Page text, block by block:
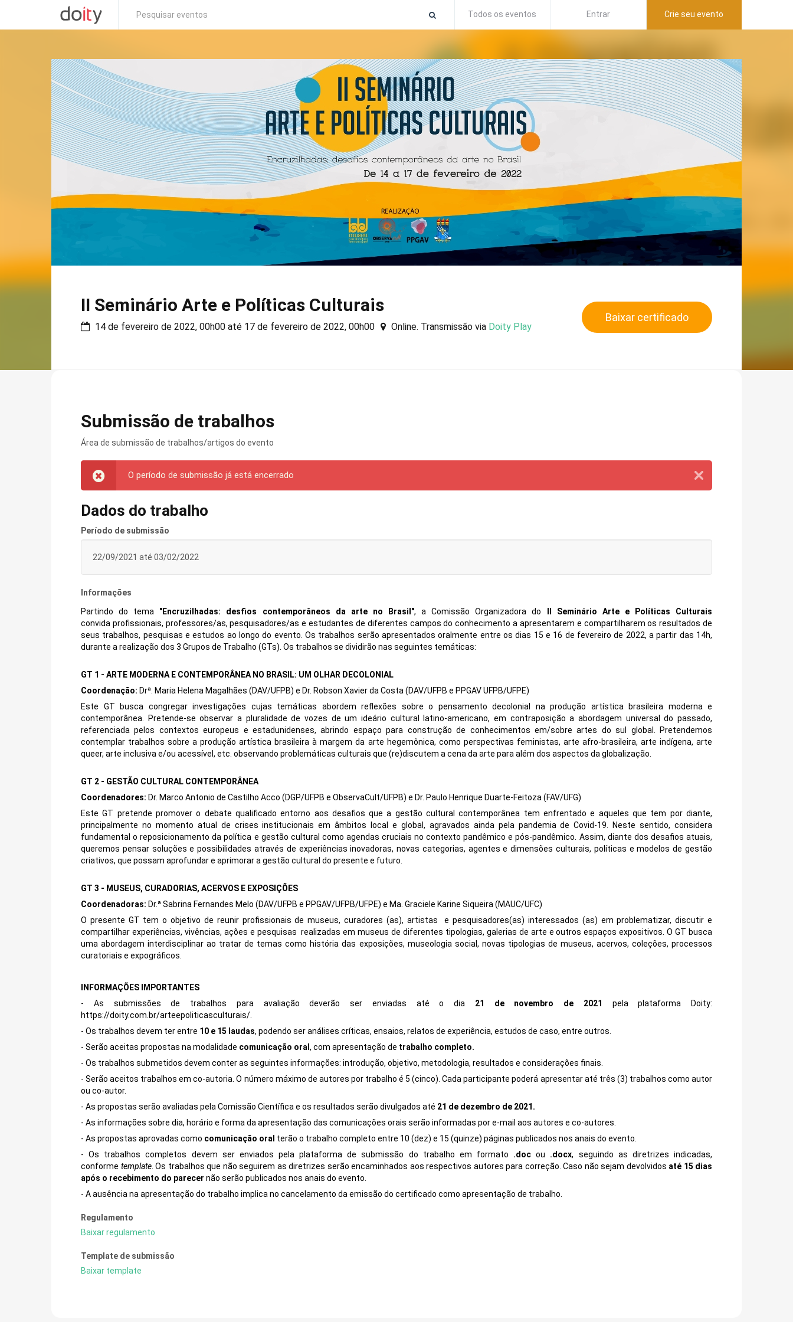
Todos os eventos Entrar Crie seu evento
II Seminário Arte e Políticas Culturais
14 de fevereiro de 2022, 00h00 até 17 de fevereiro de 2022, 00h00 Online. Transmissão via Doity Play
Baixar certificado
Submissão de trabalhos
Área de submissão de trabalhos/artigos do evento
O período de submissão já está encerrado
Dados do trabalho
Período de submissão
22/09/2021 até 03/02/2022
Informações
Partindo do tema "Encruzilhadas: desfios contemporâneos da arte no Brasil", a Comissão Organizadora do
II Seminário Arte e Políticas Culturais
convida profissionais, professores/as, pesquisadores/as e estudantes de diferentes campos do conhecimento a apresentarem e compartilharem os resultados de
seus trabalhos, pesquisas e estudos ao longo do evento. Os trabalhos serão apresentados oralmente entre os dias 15 e 16 de fevereiro de 2022, a partir das 14h,
durante a realização dos 3 Grupos de Trabalho (GTs). Os trabalhos se dividirão nas seguintes temáticas:
GT 1 - ARTE MODERNA E CONTEMPORÂNEA NO BRASIL: UM OLHAR DECOLONIAL
Coordenação: Drª. Maria Helena Magalhães (DAV/UFPB) e Dr. Robson Xavier da Costa (DAV/UFPB e PPGAV UFPB/UFPE)
Este GT busca congregar investigações cujas temáticas abordem reflexões sobre o pensamento decolonial na produção artística brasileira moderna e
contemporânea. Pretende-se observar a pluralidade de vozes de um ideário cultural latino-americano, em contraposição a abordagem universal do passado,
referenciada pelos contextos europeus e estadunidenses, abrindo espaço para construção de conhecimentos em/sobre artes do sul global. Pretendemos
contemplar trabalhos sobre a produção artística brasileira à margem da arte hegemônica, como perspectivas feministas, arte afro-brasileira, arte indígena, arte
queer, arte inclusiva e/ou acessível, etc. observando problemáticas culturais que (re)discutem a cena da arte para além dos aspectos da globalização.
GT 2 - GESTÃO CULTURAL CONTEMPORÂNEA
Coordenadores: Dr. Marco Antonio de Castilho Acco (DGP/UFPB e ObservaCult/UFPB) e Dr. Paulo Henrique Duarte-Feitoza (FAV/UFG)
Este GT pretende promover o debate qualificado entorno aos desafios que a gestão cultural contemporânea tem enfrentado e aqueles que tem por diante,
principalmente no momento atual de crises institucionais em âmbitos local e global, agravados ainda pela pandemia de Covid-19. Neste sentido, considera
fundamental o reposicionamento da política e gestão cultural como agendas cruciais no contexto pandêmico e pós-pandêmico. Assim, diante dos desafios atuais,
queremos pensar soluções e possibilidades através de experiências inovadoras, novas categorias, agentes e dimensões culturais, políticas e modelos de gestão
criativos, que possam aprofundar e aprimorar a gestão cultural do presente e futuro.
GT 3 - MUSEUS, CURADORIAS, ACERVOS E EXPOSIÇÕES
Coordenadoras: Dr.ª Sabrina Fernandes Melo (DAV/UFPB e PPGAV/UFPB/UFPE) e Ma. Graciele Karine Siqueira (MAUC/UFC)
O presente GT tem o objetivo de reunir profissionais de museus, curadores (as), artistas e pesquisadores(as) interessados (as) em problematizar, discutir e
compartilhar experiências, vivências, ações e pesquisas realizadas em museus de diferentes tipologias, galerias de arte e outros espaços expositivos. O GT busca
uma abordagem interdisciplinar ao tratar de temas como história das exposições, museologia social, novas tipologias de museus, acervos, coleções, processos
curatoriais e expográficos.
INFORMAÇÕES IMPORTANTES
- As submissões de trabalhos para avaliação deverão ser enviadas até o dia 21 de novembro de 2021
pela plataforma Doity:
https://doity.com.br/arteepoliticasculturais/
- Os trabalhos devem ter entre 10 e 15 laudas, podendo ser análises críticas, ensaios, relatos de experiência, estudos de caso, entre outros.
- Serão aceitas propostas na modalidade comunicação oral , com apresentação de trabalho completo.
- Os trabalhos submetidos devem conter as seguintes informações: introdução, objetivo, metodologia, resultados e considerações finais.
- Serão aceitos trabalhos em co-autoria. O número máximo de autores por trabalho é 5 (cinco). Cada participante poderá apresentar até três (3) trabalhos como autor
ou co-autor.
- As propostas serão avaliadas pela Comissão Científica e os resultados serão divulgados até 21 de dezembro de 2021.
- As informações sobre dia, horário e forma da apresentação das comunicações orais serão informadas por e-mail aos autores e co-autores.
- As propostas aprovadas como comunicação oral terão o trabalho completo entre 10 (dez) e 15 (quinze) páginas publicados nos anais do evento.
- Os trabalhos completos devem ser enviados pela plataforma de submissão do trabalho em formato .doc ou .docx, seguindo as diretrizes indicadas,
conforme template. Os trabalhos que não seguirem as diretrizes serão encaminhados aos respectivos autores para correção. Caso não sejam devolvidos até 15 dias
após o recebimento do parecer não serão publicados nos anais do evento.
- A ausência na apresentação do trabalho implica no cancelamento da emissão do certificado como apresentação de trabalho.
Regulamento
Baixar regulamento
Template de submissão
Baixar template